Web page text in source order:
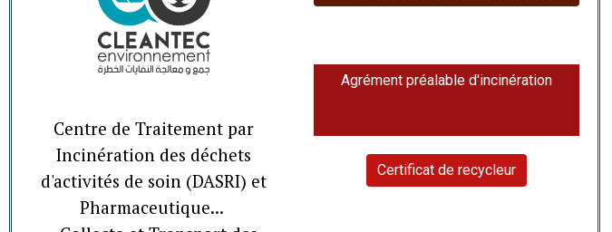
Centre de Traitement par
Incinération des déchets
d'activités de soin (DASRI) et
Pharmaceutique...
Agrément préalable d'incinération
Certificat de recycleur